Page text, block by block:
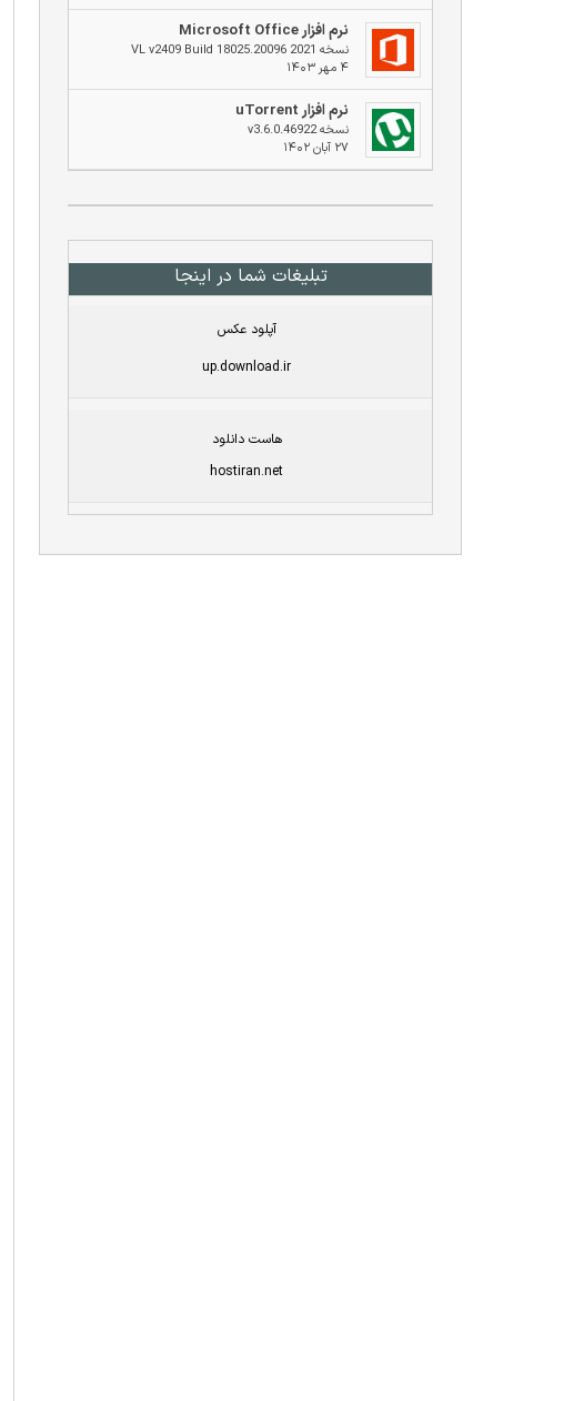
نرم افزار Microsoft Office
نسخه 2021 VL v2409 Build 18025.20096
۴ مهر ۱۴۰۳
نرم افزار uTorrent
نسخه v3.6.0.46922
۲۷ آبان ۱۴۰۲
تبلیغات شما در اینجا
آپلود عکس
up.download.ir
هاست دانلود
hostiran.net